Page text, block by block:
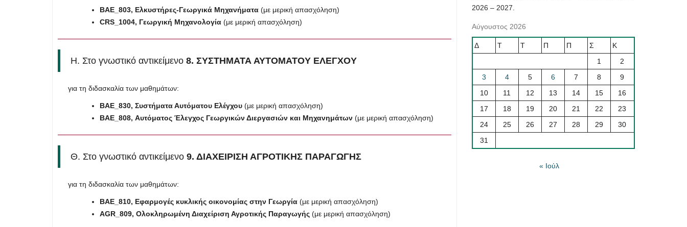
BAE _803, Ελκυστήρες-Γεωργικά Μηχανήματα (με μερική απασχόληση)
CRS _1004, Γεωργική Μηχανολογία (με μερική απασχόληση)
Η. Στο γνωστικό αντικείμενο 8. ΣΥΣΤΗΜΑΤΑ ΑΥΤΟΜΑΤΟΥ ΕΛΕΓΧΟΥ
για τη διδασκαλία των μαθημάτων:
BAE _830, Συστήματα Αυτόματου Ελέγχου (με μερική απασχόληση)
BAE _808, Αυτόματος Έλεγχος Γεωργικών Διεργασιών και Μηχανημάτων (με μερική απασχόληση)
Θ. Στο γνωστικό αντικείμενο 9. ΔΙΑΧΕΙΡΙΣΗ ΑΓΡΟΤΙΚΗΣ ΠΑΡΑΓΩΓΗΣ
για τη διδασκαλία των μαθημάτων:
BAE _810, Εφαρμογές κυκλικής οικονομίας στην Γεωργία (με μερική απασχόληση)
AGR _809, Ολοκληρωμένη Διαχείριση Αγροτικής Παραγωγής (με μερική απασχόληση)
2026 – 2027.
Αύγουστος 2026
Δ Τ Τ Π Π Σ
Κ
1
2
3
4 5 6 7 8
9
10
11 12 13 14 15
16
17
18 19 20 21 22
23
24
25 26 27 28 29
30
31
« Ιούλ